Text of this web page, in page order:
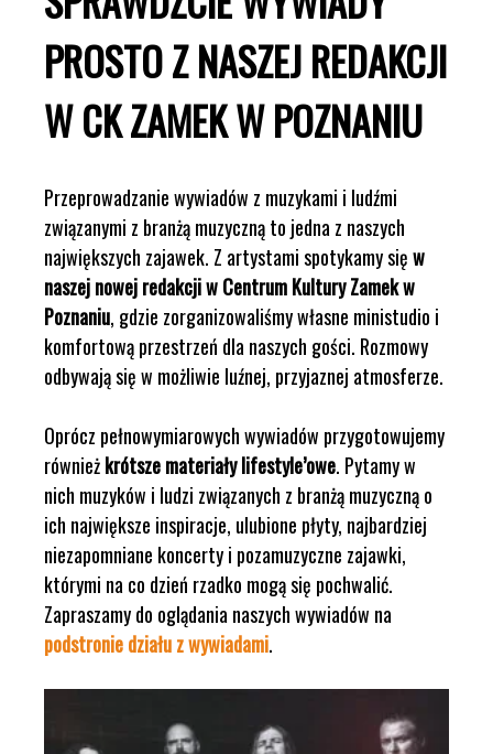
PROSTO Z NASZEJ REDAKCJI
W CK ZAMEK W POZNANIU
Przeprowadzanie wywiadów z muzykami i ludźmi
związanymi z branżą muzyczną to jedna z naszych
największych zajawek. Z artystami spotykamy sięw
naszej nowej redakcji w Centrum Kultury Zamek w
Poznaniu, gdzie zorganizowaliśmy własne ministudio i
komfortową przestrzeń dla naszych gości. Rozmowy
odbywają się w możliwie luźnej, przyjaznej atmosferze.
Oprócz pełnowymiarowych wywiadów przygotowujemy
równieżkrótsze materiały lifestyle’owe. Pytamy w
nich muzyków i ludzi związanych z branżą muzyczną o
ich największe inspiracje, ulubione płyty, najbardziej
niezapomniane koncerty i pozamuzyczne zajawki,
którymi na co dzień rzadko mogą się pochwalić.
Zapraszamy do oglądania naszych wywiadów na
podstronie działu z wywiadami.